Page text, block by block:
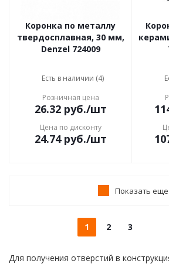
Коронка по металлу
твердосплавная, 30 мм,
Denzel 724009
Есть в наличии (4)
Розничная цена
26.32руб./шт
Цена по дисконту
24.74руб./шт
Показать еще
1 2 3
Для получения отверстий в